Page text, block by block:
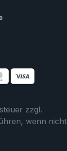
zzgl.
wenn nicht